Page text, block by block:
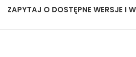
ZAPYTAJ O DOSTĘPNE WERSJE I